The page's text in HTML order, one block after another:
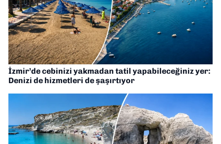
İzmir’de cebinizi yakmadan tatil yapabileceğiniz yer:
Denizi de hizmetleri de şaşırtıyor